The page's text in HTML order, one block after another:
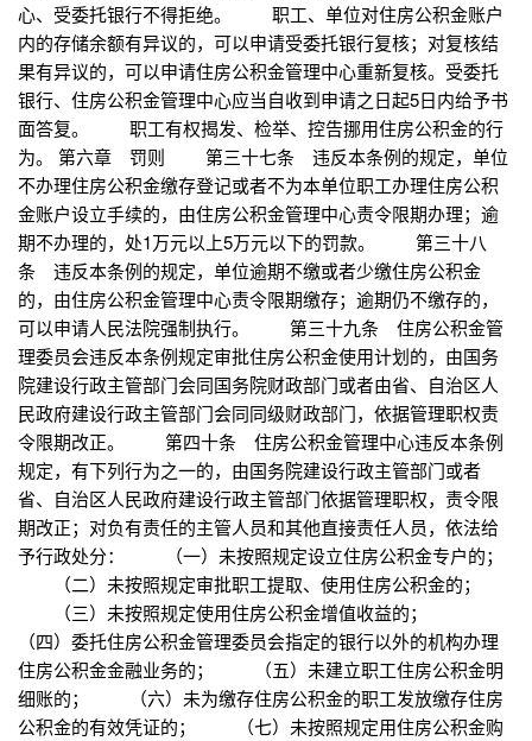
心、受委托银行不得拒绝。 职工、单位对住房公积金账户
内的存储余额有异议的，可以申请受委托银行复核；对复核结
果有异议的，可以申请住房公积金管理中心重新复核。受委托
银行、住房公积金管理中心应当自收到申请之日起5日内给予书
面答复。 职工有权揭发、检举、控告挪用住房公积金的行
为。 第六章 罚则 第三十七条 违反本条例的规定，单位
不办理住房公积金缴存登记或者不为本单位职工办理住房公积
金账户设立手续的，由住房公积金管理中心责令限期办理；逾
期不办理的，处1万元以上5万元以下的罚款。 第三十八
条 违反本条例的规定，单位逾期不缴或者少缴住房公积金
的，由住房公积金管理中心责令限期缴存；逾期仍不缴存的，
可以申请人民法院强制执行。 第三十九条 住房公积金管
理委员会违反本条例规定审批住房公积金使用计划的，由国务
院建设行政主管部门会同国务院财政部门或者由省、自治区人
民政府建设行政主管部门会同同级财政部门，依据管理职权责
令限期改正。 第四十条 住房公积金管理中心违反本条例
规定，有下列行为之一的，由国务院建设行政主管部门或者
省、自治区人民政府建设行政主管部门依据管理职权，责令限
期改正；对负有责任的主管人员和其他直接责任人员，依法给
予行政处分： （一）未按照规定设立住房公积金专户的；
（二）未按照规定审批职工提取、使用住房公积金的；
（三）未按照规定使用住房公积金增值收益的；
（四）委托住房公积金管理委员会指定的银行以外的机构办理
住房公积金金融业务的； （五）未建立职工住房公积金明
细账的； （六）未为缴存住房公积金的职工发放缴存住房
公积金的有效凭证的； （七）未按照规定用住房公积金购